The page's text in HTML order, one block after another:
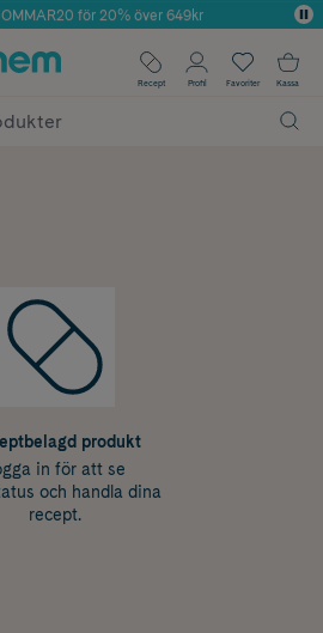
2025 inom Skönhet
för 20% över 649kr
✓ Fri frakt
på alla köp*
Recept Profil Favoriter Kassa
produkt
in för att se
och handla dina
recept.